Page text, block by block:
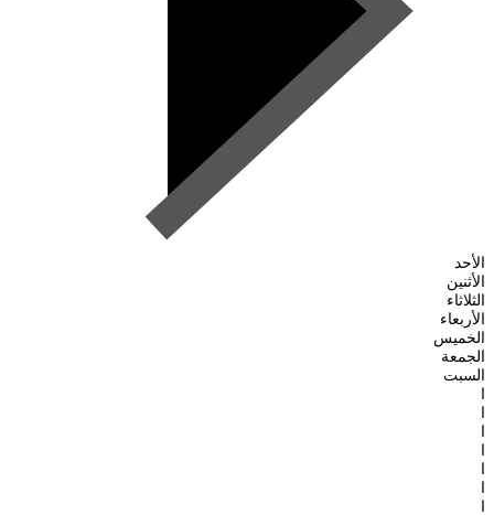
الأحد
الأثنين
الثلاثاء
الأربعاء
الخميس
الجمعة
السبت